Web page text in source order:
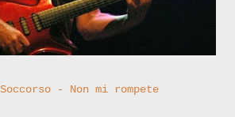
- Non mi rompete